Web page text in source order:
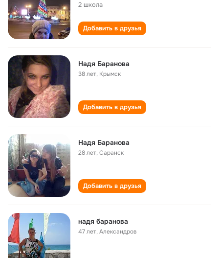
2 школа
Добавить в друзья
Надя Баранова
38 лет, Крымск
Добавить в друзья
Надя Баранова
28 лет,Саранск
Добавить в друзья
надя баранова
47 лет,Александров